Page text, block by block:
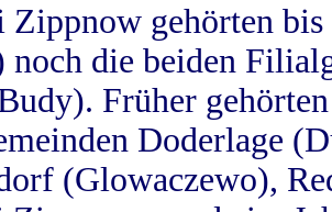
Zippnow gehörten
noch die beiden
Früher
Doderlage
(Glowaczewo),